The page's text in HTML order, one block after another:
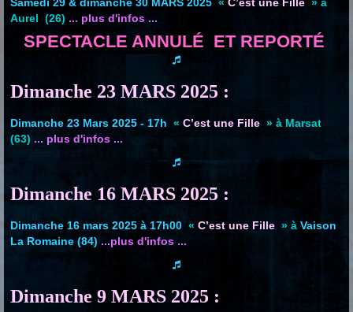
Aurel (26) ... plus d'infos ...
SPECTACLE ANNULÉ ET REPORTÉ
Dimanche 23 MARS 2025 :
Dimanche 23 Mars 2025 - 17h « C’est une Fille » à Marsat
(63) ... plus d'infos ...
Dimanche 16 MARS 2025 :
Dimanche 16 mars 2025 à 17h00 « C’est une Fille » à Vaison
La Romaine (84) ...plus d'infos ...
Dimanche 9 MARS 2025 :